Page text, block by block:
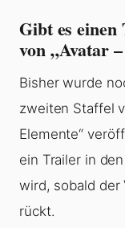
Gibt es
von „Avatar
Bisher wurde
zweiten Staffel
Elemente“
ein Trailer in
wird, sobald
rückt.